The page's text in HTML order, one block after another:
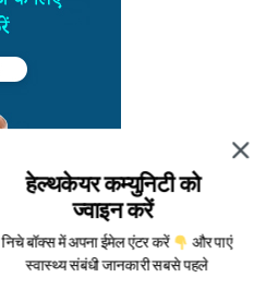
हेल्थकेयर कम्युनिटी को
ज्वाइन करें
निचे बॉक्स में अपना ईमेल एंटर करें
और पाएं
स्वास्थ्य संबंधी जानकारी सबसे पहले